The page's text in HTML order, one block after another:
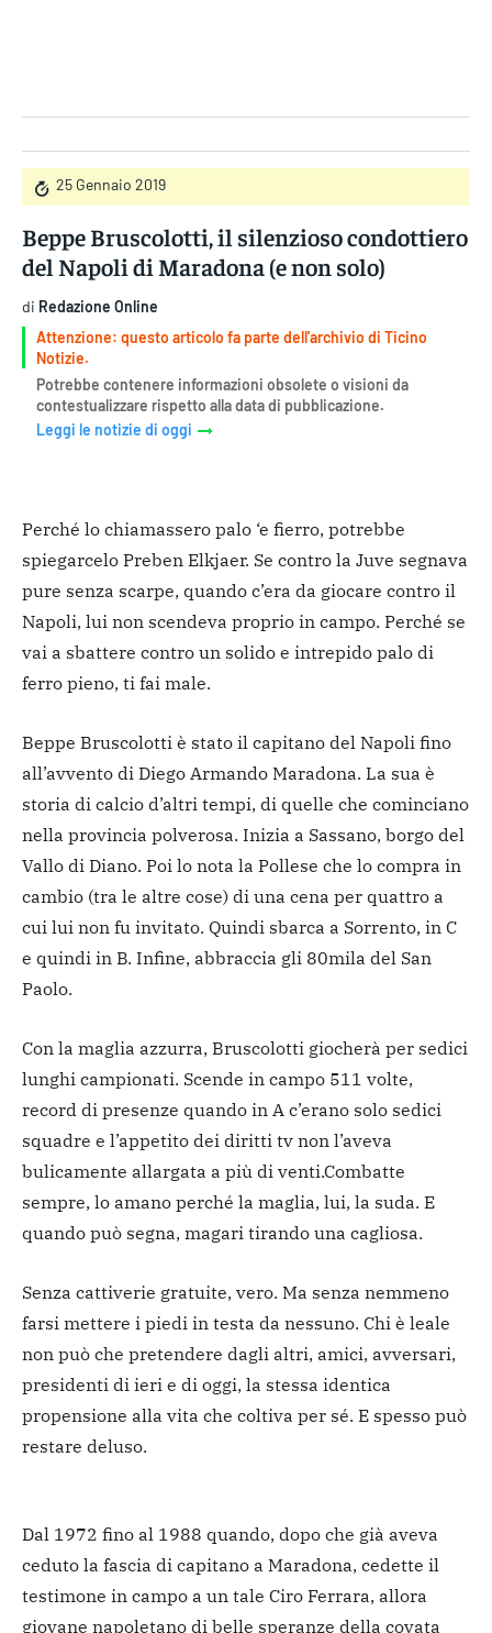
25 Gennaio 2019
Beppe Bruscolotti, il silenzioso condottiero
del Napoli di Maradona (e non solo)
di Redazione Online
Attenzione: questo articolo fa parte dell'archivio di Ticino
Notizie.
Potrebbe contenere informazioni obsolete o visioni da
contestualizzare rispetto alla data di pubblicazione.
Leggi le notizie di oggi
Perché lo chiamassero palo ‘e fierro, potrebbe
spiegarcelo Preben Elkjaer. Se contro la Juve segnava
pure senza scarpe, quando c’era da giocare contro il
Napoli, lui non scendeva proprio in campo. Perché se
vai a sbattere contro un solido e intrepido palo di
ferro pieno, ti fai male.
Beppe Bruscolotti è stato il capitano del Napoli fino
all’avvento di Diego Armando Maradona. La sua è
storia di calcio d’altri tempi, di quelle che cominciano
nella provincia polverosa. Inizia a Sassano, borgo del
Vallo di Diano. Poi lo nota la Pollese che lo compra in
cambio (tra le altre cose) di una cena per quattro a
cui lui non fu invitato. Quindi sbarca a Sorrento, in C
e quindi in B. Infine, abbraccia gli 80mila del San
Paolo.
Con la maglia azzurra, Bruscolotti giocherà per sedici
lunghi campionati. Scende in campo 511 volte,
record di presenze quando in A c’erano solo sedici
squadre e l’appetito dei diritti tv non l’aveva
bulicamente allargata a più di venti.Combatte
sempre, lo amano perché la maglia, lui, la suda. E
quando può segna, magari tirando una cagliosa.
Senza cattiverie gratuite, vero. Ma senza nemmeno
farsi mettere i piedi in testa da nessuno. Chi è leale
non può che pretendere dagli altri, amici, avversari,
presidenti di ieri e di oggi, la stessa identica
propensione alla vita che coltiva per sé. E spesso può
restare deluso.
Dal 1972 fino al 1988 quando, dopo che già aveva
ceduto la fascia di capitano a Maradona, cedette il
testimone in campo a un tale Ciro Ferrara, allora
giovane napoletano di belle speranze della covata